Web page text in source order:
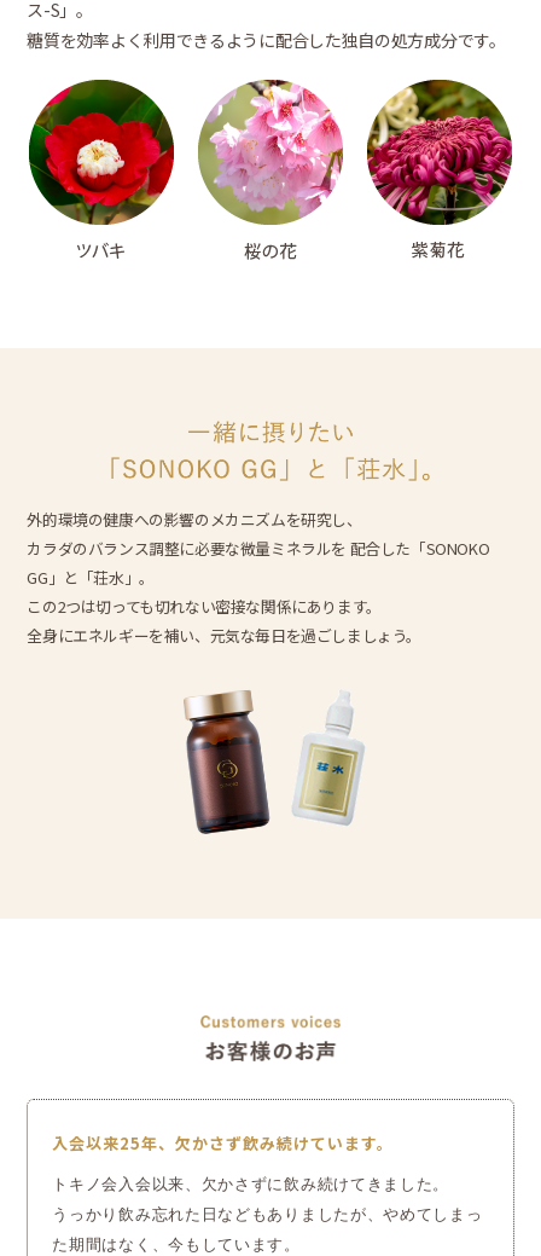
ス-S」。
糖質を効率よく利用できるように配合した独自の処方成分です。
外的環境の健康への影響のメカニズムを研究し、
カラダのバランス調整に必要な微量ミネラルを 配合した「SONOKO
GG」と「荘水」。
この2つは切っても切れない密接な関係にあります。
全身にエネルギーを補い、元気な毎日を過ごしましょう。
入会以来25年、欠かさず飲み続けています。
トキノ会入会以来、欠かさずに飲み続けてきました。
うっかり飲み忘れた日などもありましたが、やめてしまっ
た期間はなく、今もしています。